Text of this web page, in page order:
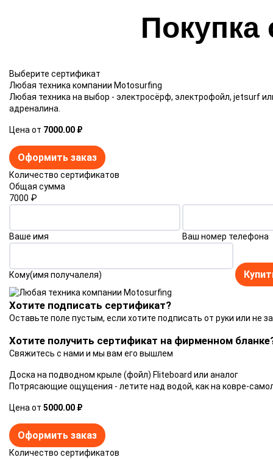
Покупка
Выберите сертификат
Любая техника компании Motosurfing
Любая техника на выбор - электросёрф, электрофойл, jetsurf
адреналина.
Цена от 7000.00 ₽
Оформить заказ
Количество сертификатов
Общая сумма
7000 ₽
Ваше имя Ваш номер телефона
Кому(имя получалеля)
Хотите подписать сертификат?
Оставьте поле пустым, если хотите подписать от руки или не
Хотите получить сертификат на фирменном
Свяжитесь с нами и мы вам его вышлем
Доска на подводном крыле (фойл) Fliteboard или аналог
Потрясающие ощущения - летите над водой, как на ковре-
Цена от 5000.00 ₽
Оформить заказ
Количество сертификатов